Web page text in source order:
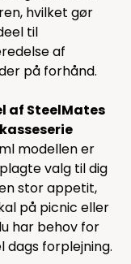
hvilket gør
til
af
på forhånd.
af SteelMates
modellen er
valg til dig
stor appetit,
på picnic eller
har behov for
dags forplejning.